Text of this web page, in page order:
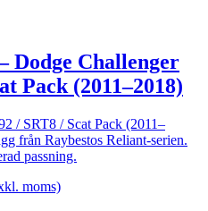
Dodge Challenger
Pack (2011–2018)
/ SRT8 / Scat Pack (2011–
från Raybestos Reliant-serien.
passning.
moms)